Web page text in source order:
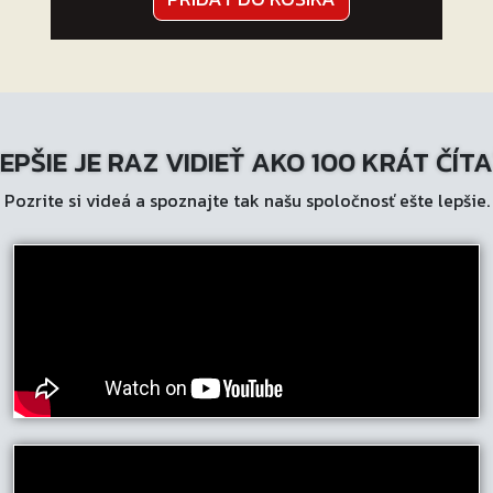
JE RAZ VIDIEŤ AKO 100 KRÁT
Pozrite si videá a spoznajte tak našu spoločnosť ešte lepšie.